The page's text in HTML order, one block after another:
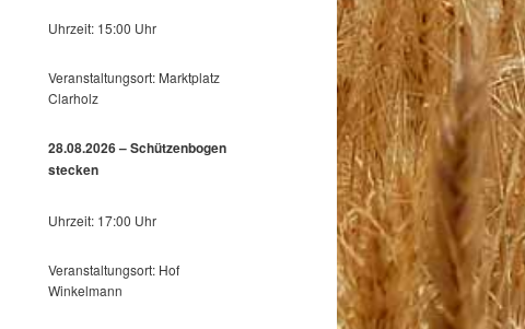
Uhrzeit: 15:00 Uhr
Veranstaltungsort: Marktplatz
Clarholz
28.08.2026 – Schützenbogen
stecken
Uhrzeit: 17:00 Uhr
Veranstaltungsort: Hof
Winkelmann